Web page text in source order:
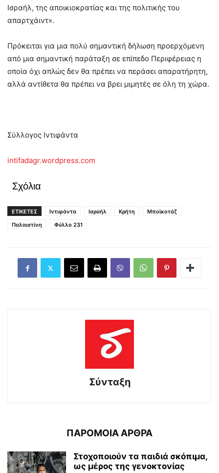
Ισραήλ, της αποικιοκρατίας και της πολιτικής του
απαρτχάιντ».
Πρόκειται για μια πολύ σημαντική δήλωση προερχόμενη
από μια σημαντική παράταξη σε επίπεδο Περιφέρειας η
οποία όχι απλώς δεν θα πρέπει να περάσει απαρατήρητη,
αλλά αντίθετα θα πρέπει να βρει μιμητές σε όλη τη χώρα.
Σύλλογος Ιντιφάντα
intifadagr.wordpress.com
Σχόλια
ΕΤΙΚΕΤΕΣ Ιντιφάντα Ισραήλ Κρήτη
Μποϊκοτάζ
Παλαιστίνη
Φύλλο 231
Σύνταξη
ΠΑΡΟΜΟΙΑ ΑΡΘΡΑ
Στοχοποιούν τα παιδιά σκόπιμα,
ως μέρος της γενοκτονίας